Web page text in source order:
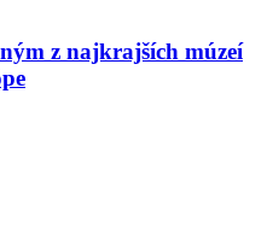
z najkrajších múzeí